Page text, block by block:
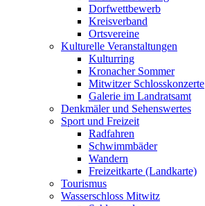
Dorfwettbewerb
Kreisverband
Ortsvereine
Kulturelle Veranstaltungen
Kulturring
Kronacher Sommer
Mitwitzer Schlosskonzerte
Galerie im Landratsamt
Denkmäler und Sehenswertes
Sport und Freizeit
Radfahren
Schwimmbäder
Wandern
Freizeitkarte (Landkarte)
Tourismus
Wasserschloss Mitwitz